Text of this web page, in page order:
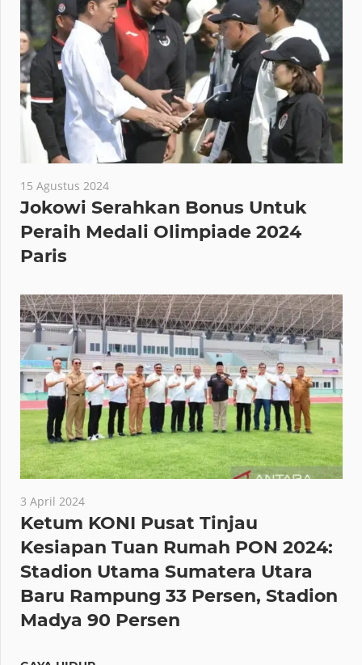
15 Agustus 2024
Jokowi Serahkan Bonus Untuk
Peraih Medali Olimpiade 2024
Paris
3 April 2024
Ketum KONI Pusat Tinjau
Kesiapan Tuan Rumah PON 2024:
Stadion Utama Sumatera Utara
Baru Rampung 33 Persen, Stadion
Madya 90 Persen